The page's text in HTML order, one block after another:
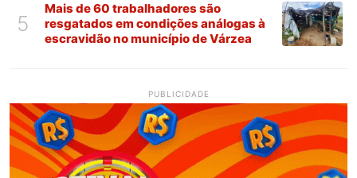
5
Mais de 60 trabalhadores são
resgatados em condições análogas à
escravidão no município de Várzea
PUBLICIDADE